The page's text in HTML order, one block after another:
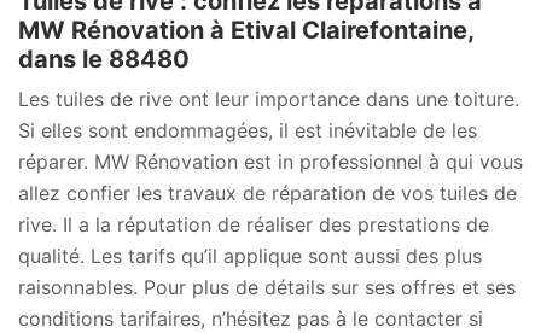
MW Rénovation à Etival Clairefontaine,
dans le 88480
Les tuiles de rive ont leur importance dans une toiture.
Si elles sont endommagées, il est inévitable de les
réparer. MW Rénovation est in professionnel à qui vous
allez confier les travaux de réparation de vos tuiles de
rive. Il a la réputation de réaliser des prestations de
qualité. Les tarifs qu’il applique sont aussi des plus
raisonnables. Pour plus de détails sur ses offres et ses
conditions tarifaires, n’hésitez pas à le contacter si